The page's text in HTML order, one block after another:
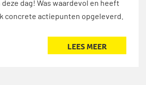
dag! Was waardevol en heeft
concrete actiepunten opgeleverd.
LEES MEER